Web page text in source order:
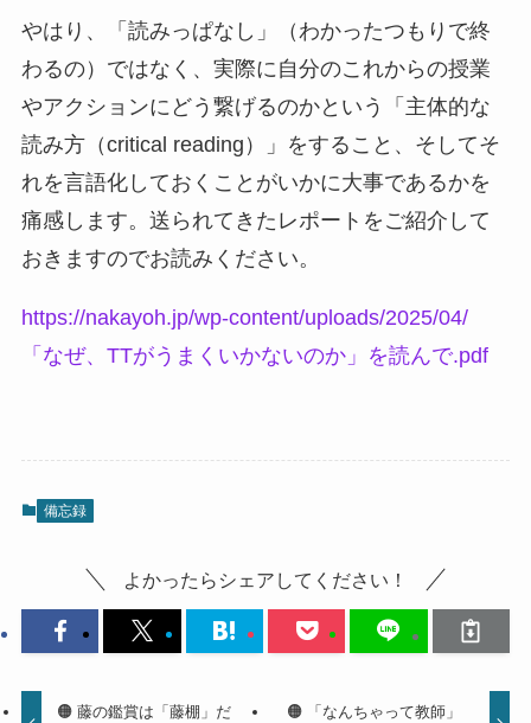
やはり、「読みっぱなし」（わかったつもりで終
わるの）ではなく、実際に自分のこれからの授業
やアクションにどう繋げるのかという「主体的な
読み方（critical reading）」をすること、そしてそ
れを言語化しておくことがいかに大事であるかを
痛感します。送られてきたレポートをご紹介して
おきますのでお読みください。
https://nakayoh.jp/wp-content/uploads/2025/04/
「なぜ、TTがうまくいかないのか」を読んで.pdf
備忘録
よかったらシェアしてください！
🟠 藤の鑑賞は「藤棚」だ
🟠 「なんちゃって教師」